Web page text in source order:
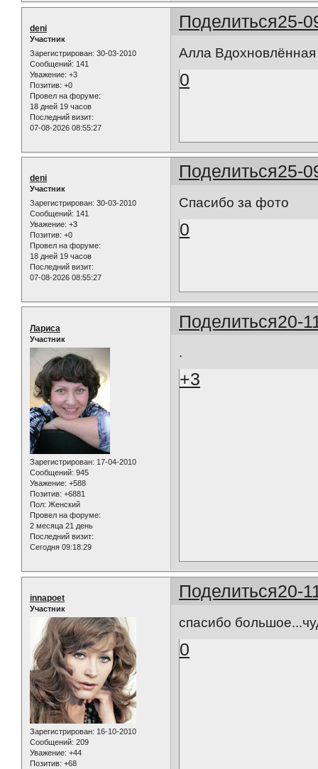
Поделиться25-
deni
Участник
Зарегистрирован: 30-03-2010
Сообщений: 141
Уважение: +3
Позитив: +0
Провел на форуме:
18 дней 19 часов
Последний визит:
07-08-2026 08:55:27
Алла Вдохновлённая
0
Поделиться25-
deni
Участник
Зарегистрирован: 30-03-2010
Сообщений: 141
Уважение: +3
Позитив: +0
Провел на форуме:
18 дней 19 часов
Последний визит:
07-08-2026 08:55:27
Спасибо за фото
0
Поделиться20-
Лариса
Участник
Зарегистрирован: 17-04-2010
Сообщений: 945
Уважение: +588
Позитив: +6881
Пол: Женский
Провел на форуме:
2 месяца 21 день
Последний визит:
Сегодня 09:18:29
.
+3
Поделиться20-
innapoet
Участник
Зарегистрирован: 16-10-2010
Сообщений: 209
Уважение: +44
Позитив: +68
спасибо
0